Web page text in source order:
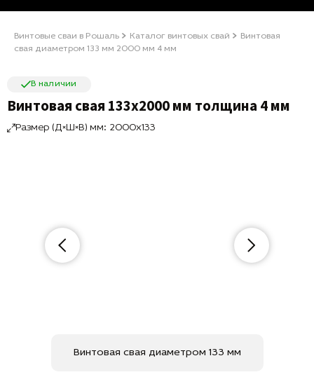
Винтовые сваи в Рошаль Каталог винтовых свай
Винтовая
свая диаметром 133 мм 2000 мм 4 мм
В наличии
Винтовая свая 133х2000 мм толщина 4 мм
Размер (Д×Ш×В) мм: 2000x133
Винтовая свая диаметром 133 мм